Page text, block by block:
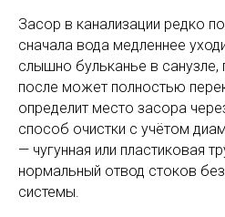
Засор в канализации редко
сначала вода медленнее
слышно бульканье в санузле,
после может полностью
определит место засора
способ очистки с учётом
— чугунная или пластиковая
нормальный отвод стоков
системы.